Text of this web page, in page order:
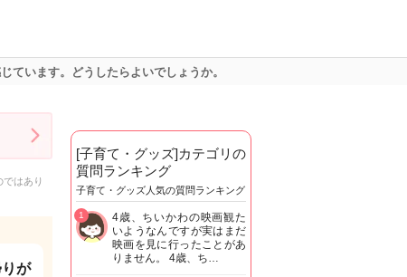
ています。どうしたらよいでしょうか。
はあり
が
[子育て・グッズ]カテゴリの
質問ランキング
子育て・グッズ人気の質問ランキング
4歳、ちいかわの映画観た
いようなんですが実はまだ
映画を見に行ったことがあ
りません。 4歳、ち…
1